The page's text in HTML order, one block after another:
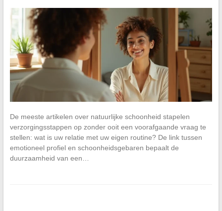
De meeste artikelen over natuurlijke schoonheid stapelen
verzorgingsstappen op zonder ooit een voorafgaande vraag te
stellen: wat is uw relatie met uw eigen routine? De link tussen
emotioneel profiel en schoonheidsgebaren bepaalt de
duurzaamheid van een…